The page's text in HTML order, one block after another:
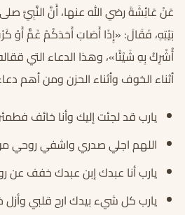
عَنْ عَائِشَةَ رضي الله عنها، أَنَّ النَّبِيَّ
بَيْتِهِ، فَقَالَ: «إِذَا أَصَابَ أَحَدَكُمْ غَمٌّ أَوْ
أُشْرِكُ بِهِ شَيْئًا»، وهذا الدعاء التي
أثناء الخوف وأثناء الحزن ومن أهم
يارب قد لجئت إليك وأنا خائف
اللهم اجلي صدري واشفي روحي
يارب أنا عبدك إبن عبدك خفف عن
يارب كل شيء بيدك ارح قلبي